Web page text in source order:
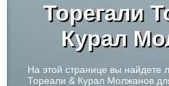
Торегали
Курал
На этой странице вы найдете
Тореали & Курал Молжанов